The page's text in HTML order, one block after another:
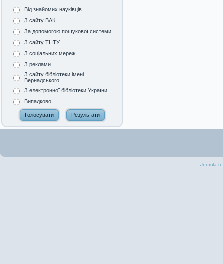
Від знайомих науківців
З сайту ВАК
За допомогою пошукової системи
З сайту ТНТУ
З соціальних мереж
З реклами
З сайту бібліотеки імені
Вернадського
З електронної бібліотеки України
Випадково
Joomla